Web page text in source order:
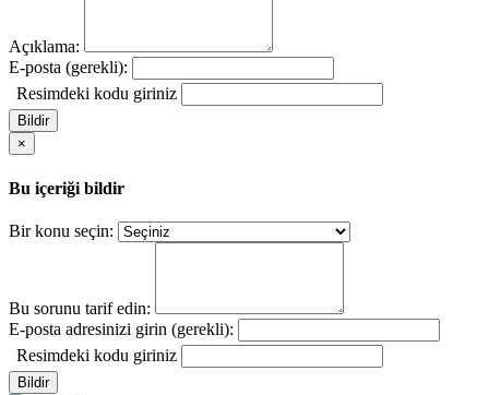
Açıklama:
E-posta (gerekli):
Resimdeki kodu giriniz
Bildir
×
Bu içeriği bildir
Bir konu seçin:
Bu sorunu tarif edin:
E-posta adresinizi girin (gerekli):
Resimdeki kodu giriniz
Bildir